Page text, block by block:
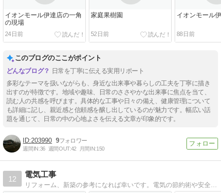
イオンモール伊達店の一角
の現場
24日前
家庭果樹園
52日前
イオンモール
88日前
このブログのここがポイント
日常を丁寧に伝える実用リポート
多彩なテーマを扱いながらも、身近な出来事や暮らしの工夫を丁寧に描き
出すのが特徴です。地域や趣味、日常のささやかな出来事に焦点を当て、
読む人の共感を呼びます。具体的な工事や日々の備え、健康管理について
も詳細に記し、親近感と信頼感を醸し出しているのが魅力です。幅広い話
題を通じて、日常の中の心地よさを伝える文章が印象的です。
203990 9
週間IN:36 週間OUT:42 月間IN:150
12
電気工事